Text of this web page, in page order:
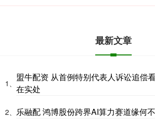
最新文章
1、
盟牛配资 从首例特别代表人诉讼追偿
在实处
2、 乐融配 鸿博股份跨界AI算力赛道缘何